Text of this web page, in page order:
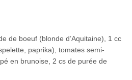
de boeuf (blonde d’Aquitaine), 1 cc
paprika), tomates semi-
en brunoise, 2 cs de purée de